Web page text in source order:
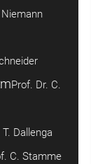
Prof. Dr. C.
T. Dallenga
C. Stamme